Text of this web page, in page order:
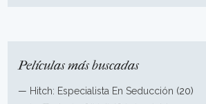
Películas más buscadas
— Hitch: Especialista En Seducción (20)